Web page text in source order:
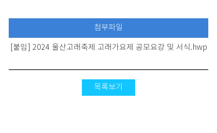
첨부파일
[붙임] 2024 울산고래축제 고래가요제 공모요강 및 서식.hwp
목록보기